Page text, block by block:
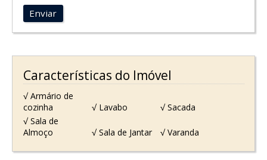
Enviar
Características do Imóvel
√ Armário de
cozinha
√ Lavabo
√ Sacada
√ Sala de
Almoço
√ Sala de Jantar √ Varanda